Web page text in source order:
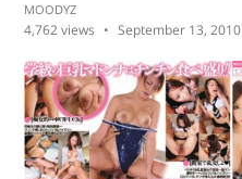
MOODYZ
4,762views September 13, 2010